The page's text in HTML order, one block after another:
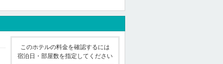
このホテルの料金を確認するには
宿泊日・部屋数を指定してください